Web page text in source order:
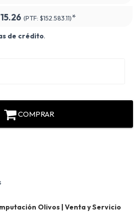
(PTF: $152.583.11)*
de crédito.
COMPRAR
Olivos | Venta y Servicio